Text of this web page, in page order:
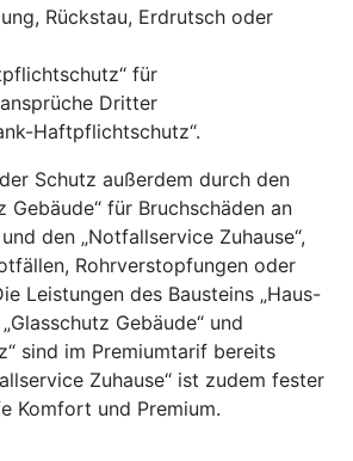
Rückstau, Erdrutsch oder
für
Dritter
Haftpflichtschutz“.
Schutz außerdem durch den
Gebäude“ für Bruchschäden an
den „Notfallservice Zuhause“,
Rohrverstopfungen oder
Leistungen des Bausteins „Haus-
Gebäude“ und
sind im Premiumtarif bereits
Zuhause“ ist zudem fester
Komfort und Premium.